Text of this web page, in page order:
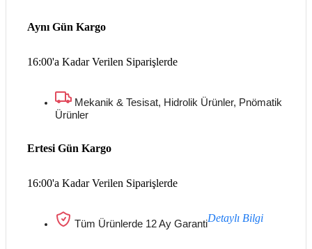
16:00'a Kadar Verilen Siparişlerde
Aynı Gün Kargo
Mekanik & Tesisat, Hidrolik Ürünler, Pnömatik
Ürünler
16:00'a Kadar Verilen Siparişlerde
Ertesi Gün Kargo
Tüm Ürünlerde 12 Ay GarantiDetaylı Bilgi